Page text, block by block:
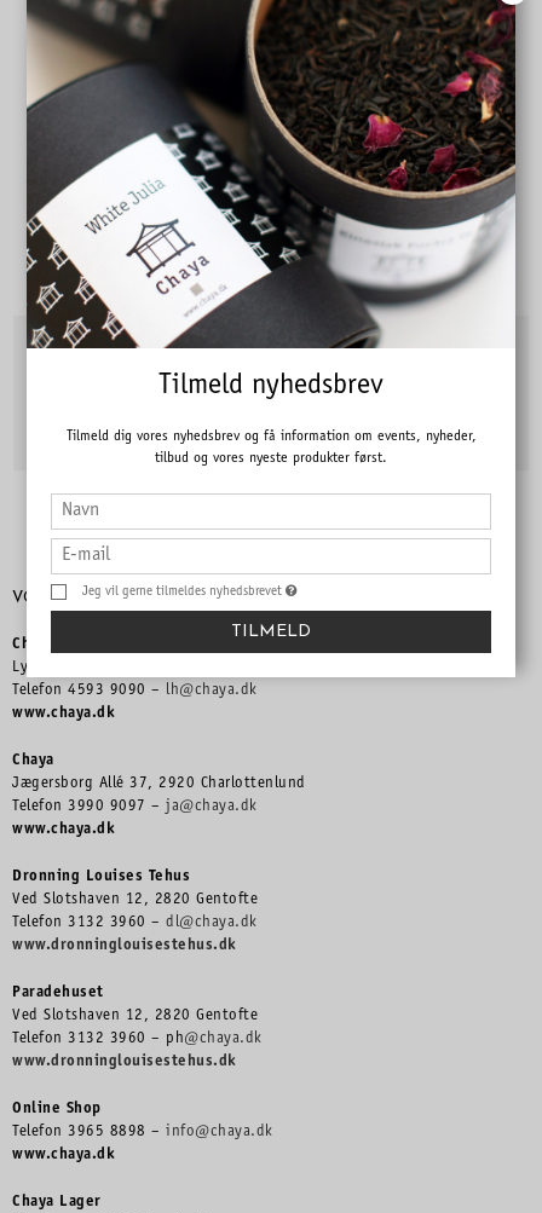
Japansk Sencha
Mild i smagen med en en duft af "frisk grøn græs".
VORES BUTIKKER & CAFÉER
Chaya
Lyngby Hovedgade 9A, 2800 Kgs. Lyngby
Telefon 4593 9090 – lh@chaya.dk
www.chaya.dk
Chaya
Jægersborg Allé 37, 2920 Charlottenlund
Telefon 3990 9097 – ja@chaya.dk
www.chaya.dk
Dronning Louises Tehus
Ved Slotshaven 12, 2820 Gentofte
Telefon 3132 3960 – dl@chaya.dk
www.dronninglouisestehus.dk
Paradehuset
Ved Slotshaven 12, 2820 Gentofte
Telefon 3132 3960 – ph@chaya.dk
www.dronninglouisestehus.dk
Online Shop
Telefon 3965 8898 – info@chaya.dk
www.chaya.dk
Chaya Lager
Tilmeld nyhedsbrev
Tilmeld dig vores nyhedsbrev og få information om events, nyheder,
tilbud og vores nyeste produkter først.
Jeg vil gerne tilmeldes nyhedsbrevet
TILMELD